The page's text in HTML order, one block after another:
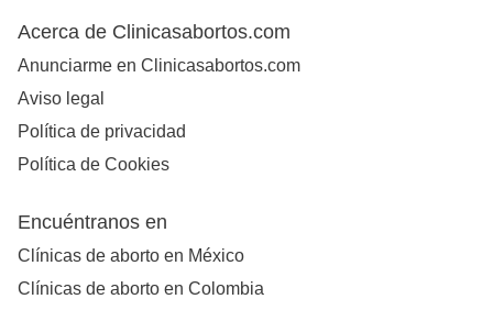
Acerca de Clinicasabortos.com
Anunciarme en Clinicasabortos.com
Aviso legal
Política de privacidad
Política de Cookies
Encuéntranos en
Clínicas de aborto en México
Clínicas de aborto en Colombia